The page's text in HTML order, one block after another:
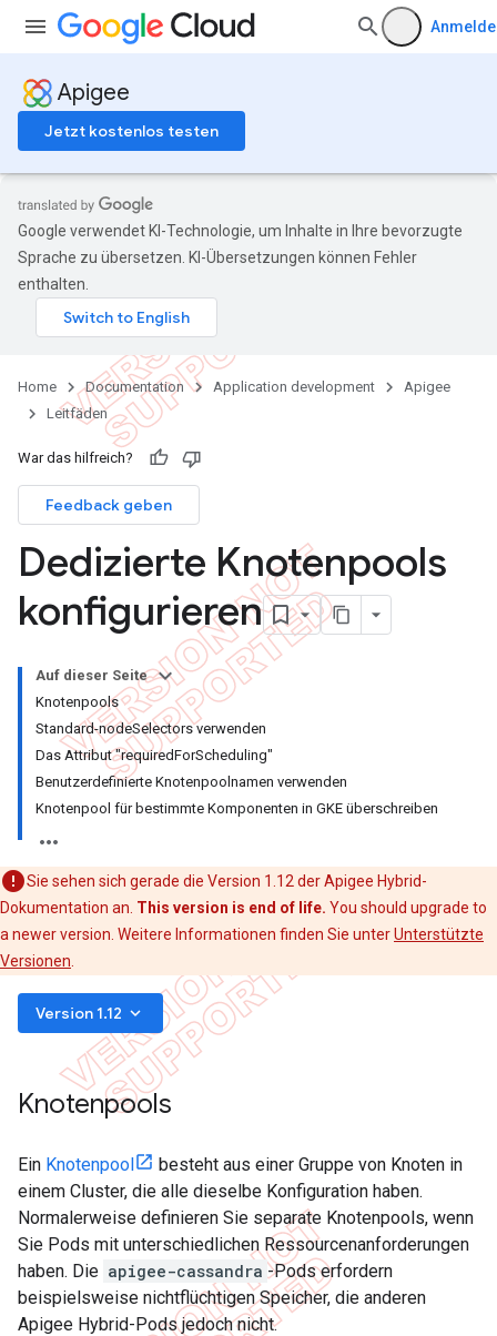
Apigee
Jetzt kostenlos testen
Google verwendet KI-Technologie, um Inhalte in Ihre bevorzugte
Sprache zu übersetzen. KI-Übersetzungen können Fehler
enthalten.
Home Documentation Application development
Apigee
Leitfäden
War das hilfreich?
Feedback geben
Dedizierte Knotenpools
konfigurieren
Auf dieser Seite
Knotenpools
Standard-nodeSelectors verwenden
Das Attribut "requiredForScheduling"
Benutzerdefinierte Knotenpoolnamen verwenden
Knotenpool für bestimmte Komponenten in GKE überschreiben
Sie sehen sich gerade die Version 1.12 der Apigee Hybrid-
Dokumentation an. This version is end of life. You should upgrade to
a newer version. Weitere Informationen finden Sie unterUnterstützte
Versionen
Version 1.12 keyboard_arrow_down
Knotenpools
Ein Knotenpool
besteht aus einer Gruppe von Knoten in
einem Cluster, die alle dieselbe Konfiguration haben.
Normalerweise definieren Sie separate Knotenpools, wenn
Sie Pods mit unterschiedlichen Ressourcenanforderungen
haben. Die apigee-cassandra -Pods erfordern
beispielsweise nichtflüchtigen Speicher, die anderen
Apigee Hybrid-Pods jedoch nicht.